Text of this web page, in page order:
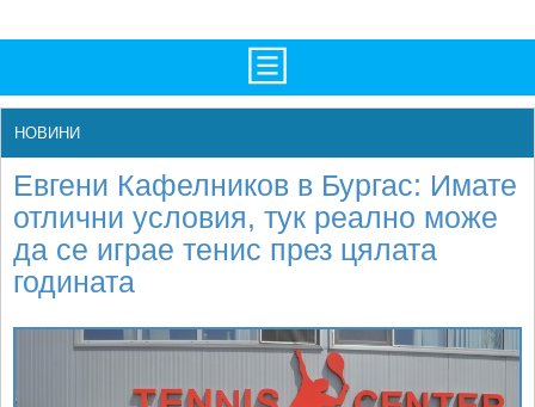
НОВИНИ
БГ
ATP
WTA
LIVE SCORES
Фотогалерии
Рекорди/Статистика
Топ 10
Екипировка
Любопитно
НОВИНИ
Евгени Кафелников в Бургас: Имате
отлични условия, тук реално може
да се играе тенис през цялата
годината